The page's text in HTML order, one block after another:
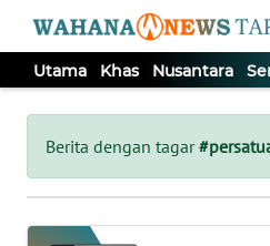
Utama Khas Nusantara
Berita dengan tagar
Tutup
UTAMA